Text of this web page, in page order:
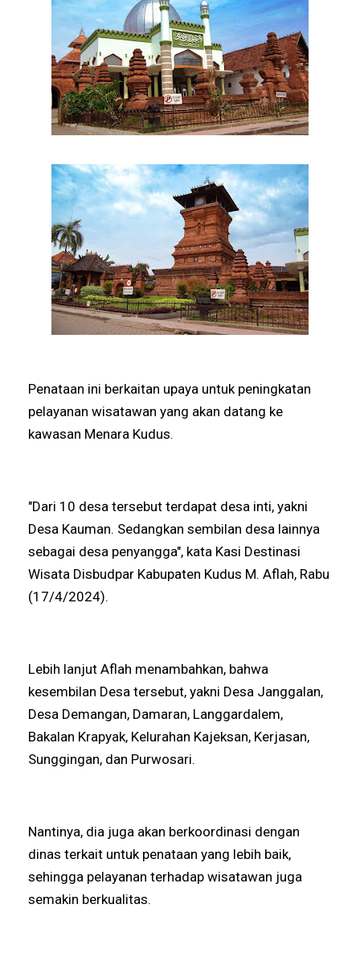
Penataan ini berkaitan upaya untuk peningkatan
pelayanan wisatawan yang akan datang ke
kawasan Menara Kudus.
"Dari 10 desa tersebut terdapat desa inti, yakni
Desa Kauman. Sedangkan sembilan desa lainnya
sebagai desa penyangga", kata Kasi Destinasi
Wisata Disbudpar Kabupaten Kudus M. Aflah, Rabu
(17/4/2024).
Lebih lanjut Aflah menambahkan, bahwa
kesembilan Desa tersebut, yakni Desa Janggalan,
Desa Demangan, Damaran, Langgardalem,
Bakalan Krapyak, Kelurahan Kajeksan, Kerjasan,
Sunggingan, dan Purwosari.
Nantinya, dia juga akan berkoordinasi dengan
dinas terkait untuk penataan yang lebih baik,
sehingga pelayanan terhadap wisatawan juga
semakin berkualitas.